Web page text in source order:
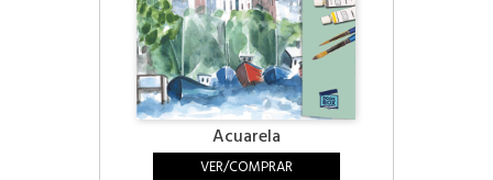
Acuarela
VER/COMPRAR